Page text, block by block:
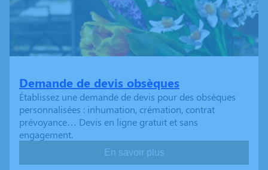
Demande de devis obsèques
Établissez une demande de devis pour des obsèques
personnalisées : inhumation, crémation, contrat
prévoyance… Devis en ligne gratuit et sans
engagement.
En savoir plus